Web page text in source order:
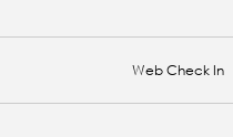
Web Check In